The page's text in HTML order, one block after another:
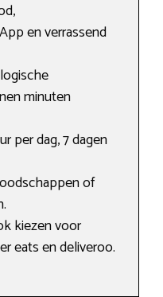
en verrassend
minuten
per dag, 7 dagen
of
kiezen voor
eats en deliveroo.